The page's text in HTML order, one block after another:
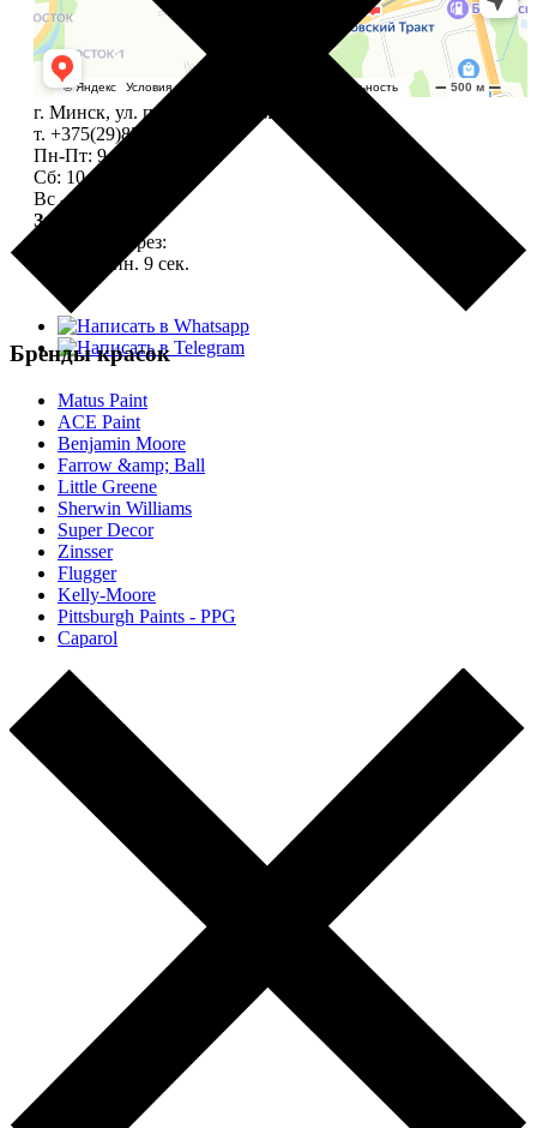
г. Минск, ул. пр-т Независимости, 165
т. +375(29)835-27-87
Пн-Пт: 9.00 - 19.00
Сб: 10.00-18.00
Вс - выходной
Закрыто
откроется через:
12 ч. 47 мин. 8 сек.
+7(495)227-03-82
Бренды красок
Matus Paint
ACE Paint
Benjamin Moore
Farrow &amp; Ball
Little Greene
Sherwin Williams
Super Decor
Zinsser
Flugger
Kelly-Moore
Pittsburgh Paints - PPG
Caparol